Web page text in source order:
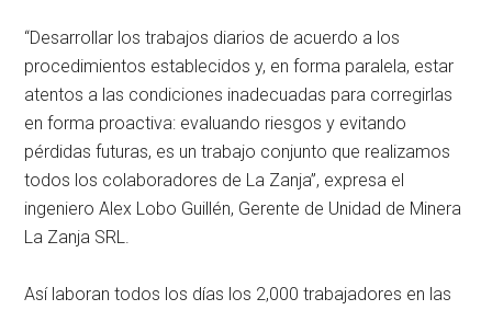
“Desarrollar los trabajos diarios de acuerdo a los
procedimientos establecidos y, en forma paralela, estar
atentos a las condiciones inadecuadas para corregirlas
en forma proactiva: evaluando riesgos y evitando
pérdidas futuras, es un trabajo conjunto que realizamos
todos los colaboradores de La Zanja”, expresa el
ingeniero Alex Lobo Guillén, Gerente de Unidad de Minera
La Zanja SRL.
Así laboran todos los días los 2,000 trabajadores en las